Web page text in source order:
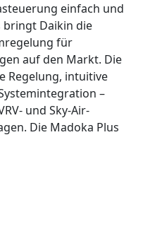
einfach und
bringt Daikin die
für
auf den Markt. Die
Regelung, intuitive
–
und Sky-Air-
Die Madoka Plus